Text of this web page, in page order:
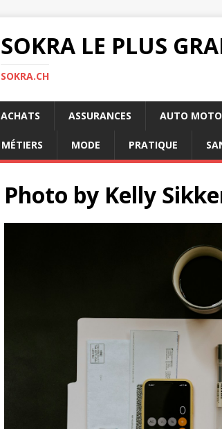
SOKRA LE PLUS
SOKRA.CH
ACHATS ASSURANCES AUTO MOTO
MÉTIERS MODE PRATIQUE
Photo by Kelly